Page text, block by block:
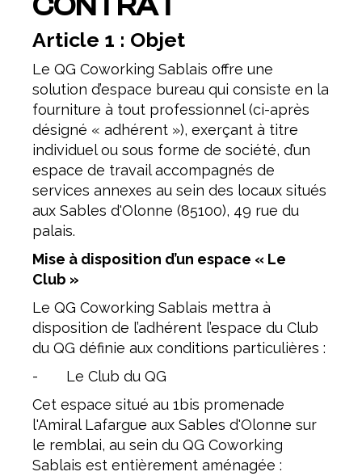
Article 1 : Objet
Le QG Coworking Sablais offre une
solution d’espace bureau qui consiste en la
fourniture à tout professionnel (ci-après
désigné « adhérent »), exerçant à titre
individuel ou sous forme de société, d’un
espace de travail accompagnés de
services annexes au sein des locaux situés
aux Sables d'Olonne (85100), 49 rue du
palais.
Mise à disposition d’un espace « Le
Club »
Le QG Coworking Sablais mettra à
disposition de l’adhérent l’espace du Club
du QG définie aux conditions particulières :
- Le Club du QG
Cet espace situé au 1bis promenade
l'Amiral Lafargue aux Sables d'Olonne sur
le remblai, au sein du QG Coworking
Sablais est entièrement aménagée :